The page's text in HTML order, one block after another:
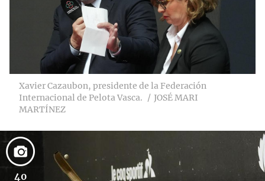
Xavier Cazaubon, presidente de la Federación
Internacional de Pelota Vasca.
JOSÉ MARI
MARTÍNEZ
40